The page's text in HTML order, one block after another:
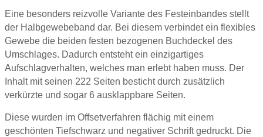
Eine besonders reizvolle Variante des Festeinbandes stellt
der Halbgewebeband dar. Bei diesem verbindet ein flexibles
Gewebe die beiden festen bezogenen Buchdeckel des
Umschlages. Dadurch entsteht ein einzigartiges
Aufschlagverhalten, welches man erlebt haben muss. Der
Inhalt mit seinen 222 Seiten besticht durch zusätzlich
verkürzte und sogar 6 ausklappbare Seiten.
Diese wurden im Offsetverfahren flächig mit einem
geschönten Tiefschwarz und negativer Schrift gedruckt. Die